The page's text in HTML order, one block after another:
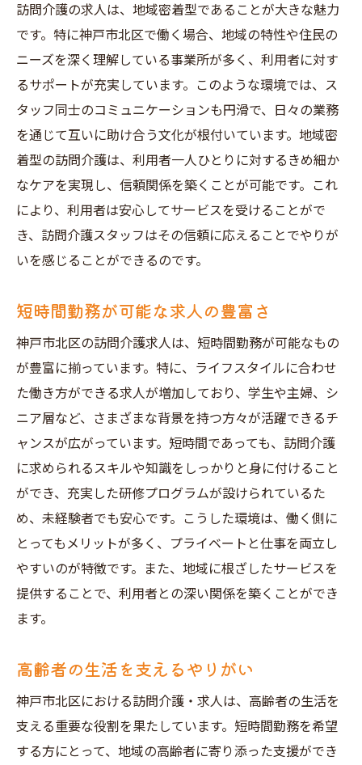
パートタイム勤務で充実した毎日を
個人の希望に応じた勤務時間の調整
地域社会とのつながりが生む新たな可能性
短時間勤務で家庭との両立を実現
未経験でも安心！神戸市北区での訪問介護求人
の短時間勤務制度
充実した研修制度で安心のスタート
訪問介護の基本を学ぶ研修プログラム
キャリアアップを支える教育体制
未経験者歓迎の心強い環境
プロフェッショナルへの第一歩
神戸市北区で訪問介護求人を見つけるポイント
短時間勤務の利点とは
求人情報の選び方とポイント
短時間勤務の魅力とは何か
自分に合った求人を見つける方法
地域での働き方を知る
訪問介護でのキャリアの可能性
短時間勤務で得られる経験
地域密着型の魅力神戸市北区で訪問介護求人短
利用者との深い関係が築ける環境
地域の特性を活かした働き方
コミュニティと共に成長する職場
訪問介護の求人は、地域密着型であることが大きな魅力
です。特に神戸市北区で働く場合、地域の特性や住民の
ニーズを深く理解している事業所が多く、利用者に対す
るサポートが充実しています。このような環境では、ス
タッフ同士のコミュニケーションも円滑で、日々の業務
を通じて互いに助け合う文化が根付いています。地域密
着型の訪問介護は、利用者一人ひとりに対するきめ細か
なケアを実現し、信頼関係を築くことが可能です。これ
により、利用者は安心してサービスを受けることがで
き、訪問介護スタッフはその信頼に応えることでやりが
いを感じることができるのです。
短時間勤務が可能な求人の豊富さ
神戸市北区の訪問介護求人は、短時間勤務が可能なもの
が豊富に揃っています。特に、ライフスタイルに合わせ
た働き方ができる求人が増加しており、学生や主婦、シ
ニア層など、さまざまな背景を持つ方々が活躍できるチ
ャンスが広がっています。短時間であっても、訪問介護
に求められるスキルや知識をしっかりと身に付けること
ができ、充実した研修プログラムが設けられているた
め、未経験者でも安心です。こうした環境は、働く側に
とってもメリットが多く、プライベートと仕事を両立し
やすいのが特徴です。また、地域に根ざしたサービスを
提供することで、利用者との深い関係を築くことができ
ます。
高齢者の生活を支えるやりがい
神戸市北区における訪問介護・求人は、高齢者の生活を
支える重要な役割を果たしています。短時間勤務を希望
する方にとって、地域の高齢者に寄り添った支援ができ